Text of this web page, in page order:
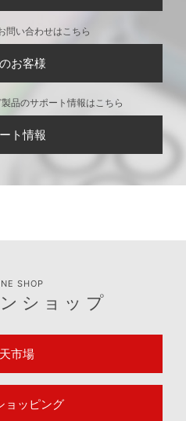
問い合わせはこちら
お客様
品のサポート情報はこちら
ト情報
SHOP
ショップ
市場
ョッピング